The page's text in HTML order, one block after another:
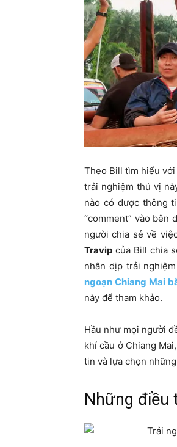
Theo Bill tìm hiểu với
trải nghiệm thú vị
nào có được thông
“comment” vào bên
người chia sẻ về
Travip của Bill chia
nhân dịp trải
ngoạn Chiang Mai
này để tham khảo.
Hầu như mọi người
khí cầu ở Chiang
tin và lựa chọn
Những điều